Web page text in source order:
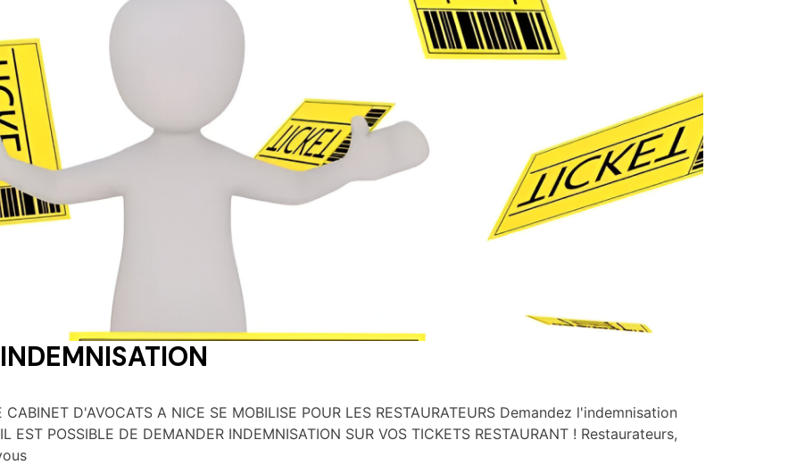
D'AVOCATS A NICE SE MOBILISE POUR LES RESTAURATEURS Demandez l'indemnisation
POSSIBLE DE DEMANDER INDEMNISATION SUR VOS TICKETS RESTAURANT ! Restaurateurs,